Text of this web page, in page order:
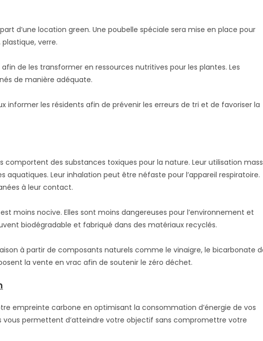
d’une location green. Une poubelle spéciale sera mise en place pour
verre.
de les transformer en ressources nutritives pour les plantes. Les
de manière adéquate.
informer les résidents afin de prévenir les erreurs de tri et de favoriser la
des substances toxiques pour la nature. Leur utilisation
aquatiques. Leur inhalation peut être néfaste pour l’appareil respiratoire.
à leur contact.
moins nocive. Elles sont moins dangereuses pour l’environnement et
biodégradable et fabriqué dans des matériaux recyclés.
à partir de composants naturels comme le vinaigre, le bicarbonate
la vente en vrac afin de soutenir le zéro déchet.
empreinte carbone en optimisant la consommation d’énergie de vos
vous permettent d’atteindre votre objectif sans compromettre votre